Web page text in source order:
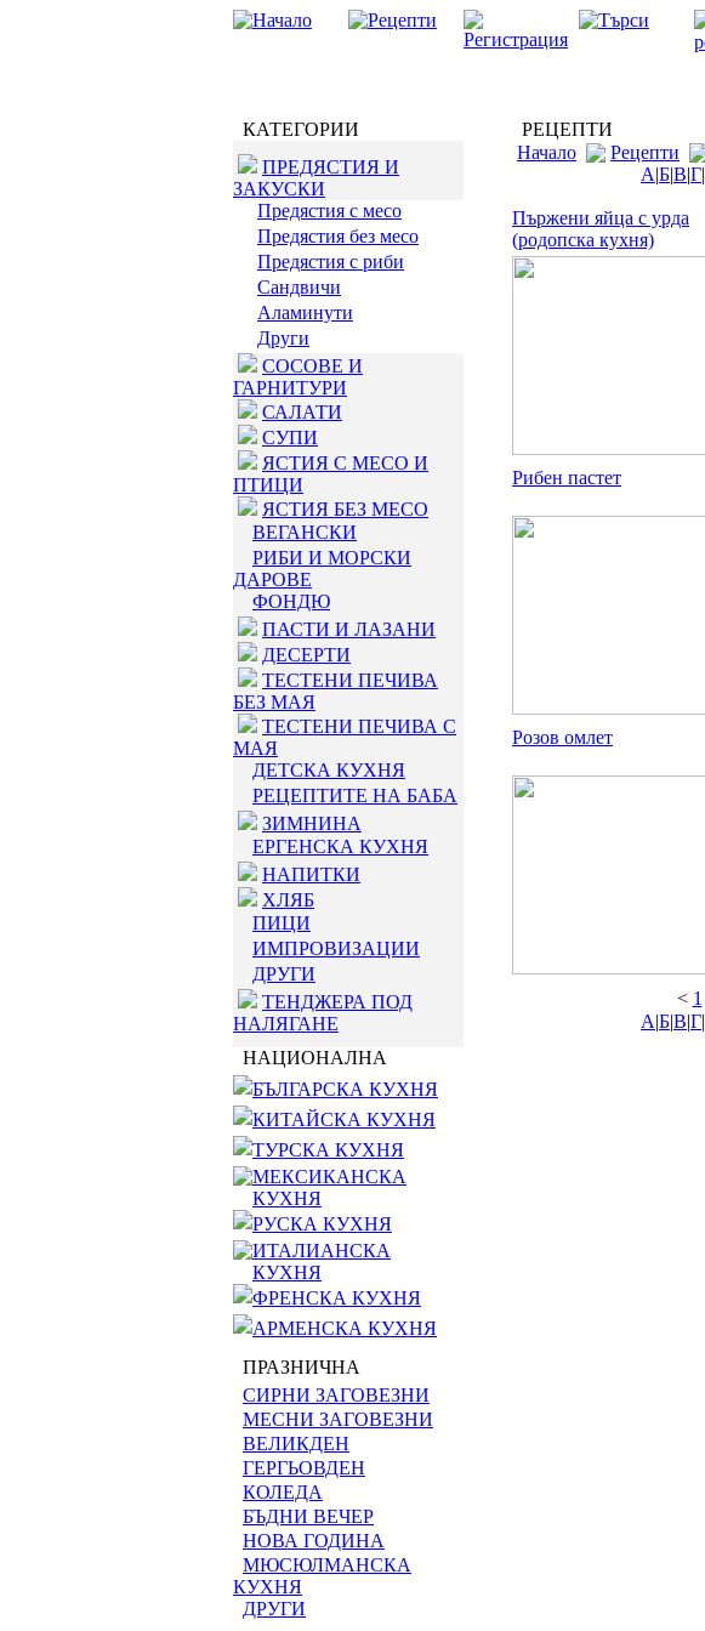
КАТЕГОРИИ
ПРЕДЯСТИЯ И
ЗАКУСКИ
Предястия с месо
Предястия без месо
Предястия с риби
Сандвичи
Аламинути
Други
СОСОВЕ И
ГАРНИТУРИ
САЛАТИ
СУПИ
ЯСТИЯ С МЕСО И
ПТИЦИ
ЯСТИЯ БЕЗ МЕСО
ВЕГАНСКИ
РИБИ И МОРСКИ
ДАРОВЕ
ФОНДЮ
ПАСТИ И ЛАЗАНИ
ДЕСЕРТИ
ТЕСТЕНИ ПЕЧИВА
БЕЗ МАЯ
ТЕСТЕНИ ПЕЧИВА С
МАЯ
ДЕТСКА КУХНЯ
РЕЦЕПТИТЕ НА БАБА
ЗИМНИНА
ЕРГЕНСКА КУХНЯ
НАПИТКИ
ХЛЯБ
ПИЦИ
ИМПРОВИЗАЦИИ
ДРУГИ
ТЕНДЖЕРА ПОД
НАЛЯГАНЕ
НАЦИОНАЛНА
БЪЛГАРСКА КУХНЯ
КИТАЙСКА КУХНЯ
ТУРСКА КУХНЯ
МЕКСИКАНСКА
КУХНЯ
РУСКА КУХНЯ
ИТАЛИАНСКА
КУХНЯ
ФРЕНСКА КУХНЯ
АРМЕНСКА КУХНЯ
ПРАЗНИЧНА
СИРНИ ЗАГОВЕЗНИ
МЕСНИ ЗАГОВЕЗНИ
ВЕЛИКДЕН
ГЕРГЬОВДЕН
КОЛЕДА
БЪДНИ ВЕЧЕР
НОВА ГОДИНА
МЮСЮЛМАНСКА
КУХНЯ
ДРУГИ
РЕЦЕПТИ
Начало
Рецепти
А|Б|В|Г|
Пържени яйца с урда
(родопска кухня)
Рибен пастет
Розов омлет
< 1
А|Б|В|Г|